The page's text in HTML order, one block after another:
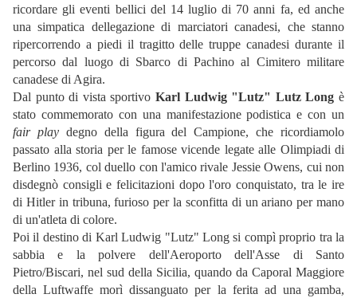
ricordare gli eventi bellici del 14 luglio di 70 anni fa, ed anche
una simpatica dellegazione di marciatori canadesi, che stanno
ripercorrendo a piedi il tragitto delle truppe canadesi durante il
percorso dal luogo di Sbarco di Pachino al Cimitero militare
canadese di Agira.
Dal punto di vista sportivo Karl Ludwig "Lutz" Lutz Long è
stato commemorato con una manifestazione podistica e con un
fair playdegno della figura del Campione, che ricordiamolo
passato alla storia per le famose vicende legate alle Olimpiadi di
Berlino 1936, col duello con l'amico rivale Jessie Owens, cui non
disdegnò consigli e felicitazioni dopo l'oro conquistato, tra le ire
di Hitler in tribuna, furioso per la sconfitta di un ariano per mano
di un'atleta di colore.
Poi il destino di Karl Ludwig "Lutz" Long si compì proprio tra la
sabbia e la polvere dell'Aeroporto dell'Asse di Santo
Pietro/Biscari, nel sud della Sicilia, quando da Caporal Maggiore
della Luftwaffe morì dissanguato per la ferita ad una gamba,